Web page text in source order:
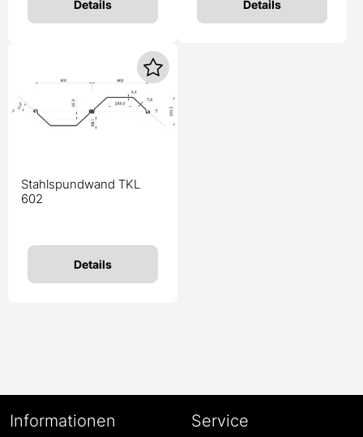
Details Details
Stahlspundwand TKL
602
Details
Informationen Service